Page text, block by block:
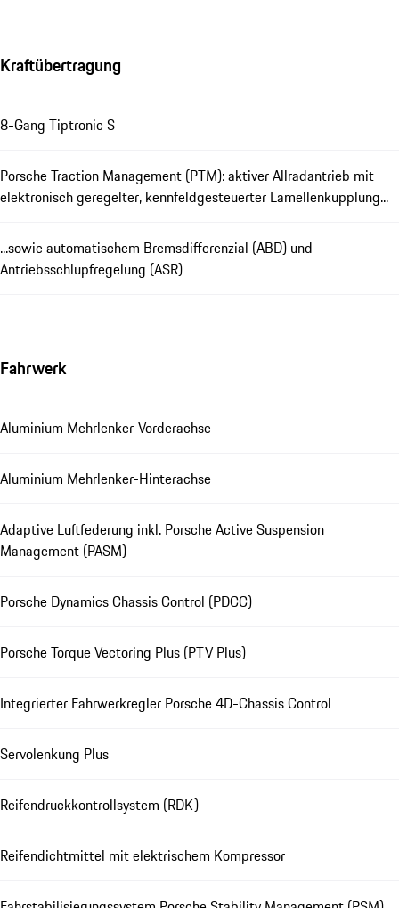
Kraftübertragung
8-Gang Tiptronic S
Porsche Traction Management (PTM): aktiver Allradantrieb mit
elektronisch geregelter, kennfeldgesteuerter Lamellenkupplung...
...sowie automatischem Bremsdifferenzial (ABD) und
Antriebsschlupfregelung (ASR)
Fahrwerk
Aluminium Mehrlenker-Vorderachse
Aluminium Mehrlenker-Hinterachse
Adaptive Luftfederung inkl. Porsche Active Suspension
Management (PASM)
Porsche Dynamics Chassis Control (PDCC)
Porsche Torque Vectoring Plus (PTV Plus)
Integrierter Fahrwerkregler Porsche 4D-Chassis Control
Servolenkung Plus
Reifendruckkontrollsystem (RDK)
Reifendichtmittel mit elektrischem Kompressor